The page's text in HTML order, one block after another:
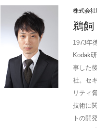
株式会
鵜
1973年
Kodak
事した
社。セ
リティ
技術に
トの開